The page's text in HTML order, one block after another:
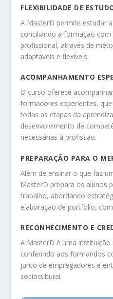
FLEXIBILIDADE DE
A MasterD permite estudar
conciliando a formação com
profissional, através de
adaptáveis e flexíveis.
ACOMPANHAMENTO
O curso oferece
formadores experientes,
todas as etapas da
desenvolvimento de
necessárias à profissão.
PREPARAÇÃO PARA O
Além de ensinar o que faz
MasterD prepara os alunos
trabalho, abordando
elaboração de portfólio,
RECONHECIMENTO E
A MasterD é uma
conferindo aos formandos
junto de empregadores e
sociocultural.